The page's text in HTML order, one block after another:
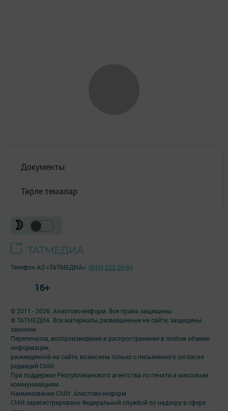
Документы
Төрле темалар
© 2011 - 2026. Апастово-информ. Все права защищены.
© ТАТМЕДИА. Все материалы, размещенные на сайте, защищены
законом.
Перепечатка, воспроизведение и распространение в любом объеме
информации,
размещенной на сайте, возможна только с письменного согласия
редакций СМИ.
При поддержке Республиканского агентства по печати и массовым
коммуникациям.
Наименование СМИ: Апастово-информ
СМИ зарегистрировано Федеральной службой по надзору в сфере
Телефон АО «ТАТМЕДИА»: (843) 222 09 84
16+